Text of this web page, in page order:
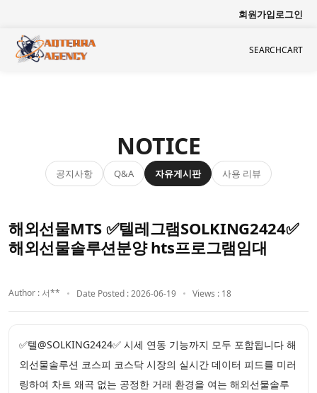
회원가입로그인
SEARCHCART
NOTICE
공지사항 Q&A 자유게시판 사용 리뷰
해외선물MTS ✅텔레그램SOLKING2424✅
해외선물솔루션분양 hts프로그램임대
Author : 서** Date Posted : 2026-06-19 Views : 18
✅텔@SOLKING2424✅ 시세 연동 기능까지 모두 포함됩니다 해
외선물솔루션 코스피 코스닥 시장의 실시간 데이터 피드를 미러
링하여 차트 왜곡 없는 공정한 거래 환경을 여는 해외선물솔루